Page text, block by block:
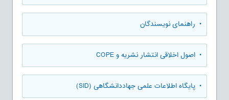
• راهنمای نویسندگان
• اصول اخلاقی انتشار نشریه و COPE
• پایگاه اطلاعات علمی جهاددانشگاهی (SID)